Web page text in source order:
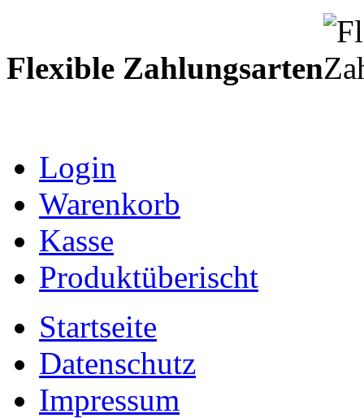
Flexible Zahlungsarten
Login
Warenkorb
Kasse
Produktüberischt
Startseite
Datenschutz
Impressum